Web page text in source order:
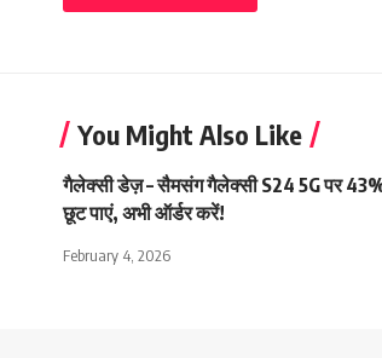
You Might Also Like
गैलेक्सी डेज़ – सैमसंग गैलेक्सी S24 5G पर
छूट पाएं, अभी ऑर्डर करें!
February 4, 2026